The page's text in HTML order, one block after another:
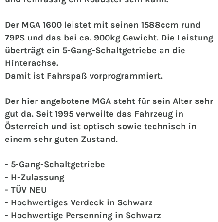
Der MGA 1600 leistet mit seinen 1588ccm rund
79PS und das bei ca. 900kg Gewicht. Die Leistung
überträgt ein 5-Gang-Schaltgetriebe an die
Hinterachse.
Damit ist Fahrspaß vorprogrammiert.
Der hier angebotene MGA steht für sein Alter sehr
gut da. Seit 1995 verweilte das Fahrzeug in
Österreich und ist optisch sowie technisch in
einem sehr guten Zustand.
- 5-Gang-Schaltgetriebe
- H-Zulassung
- TÜV NEU
- Hochwertiges Verdeck in Schwarz
- Hochwertige Persenning in Schwarz